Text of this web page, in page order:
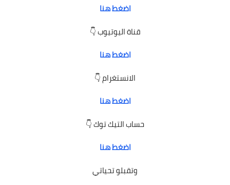
اضغط هنا
قناة اليوتيوب 👇
اضغط هنا
الانستغرام 👇
اضغط هنا
حساب التيك توك 👇
اضغط هنا
وتقبلو تحياتي